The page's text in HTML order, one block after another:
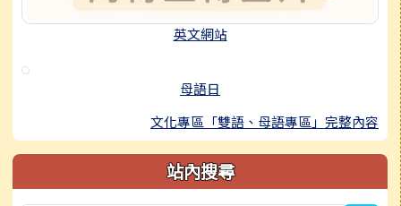
英文網站
母語日
文化專區「雙語、母語專區」完整內容
站內搜尋